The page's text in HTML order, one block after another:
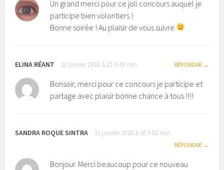
Un grand merci pour ce joli concours auquel je
participe bien volontiers !
Bonne soirée ! Au plaisir de vous suivre
ELINA RÉANT 10 janvier 2018 à 22 h 43 min RÉPONDRE
Bonsoir, merci pour ce concours je participe et
partage avec plaisir bonne chance à tous !!!!
SANDRA ROQUE SINTRA 11 janvier 2018 à 10 h 02 min
RÉPONDRE
Bonjour. Merci beaucoup pour ce nouveau